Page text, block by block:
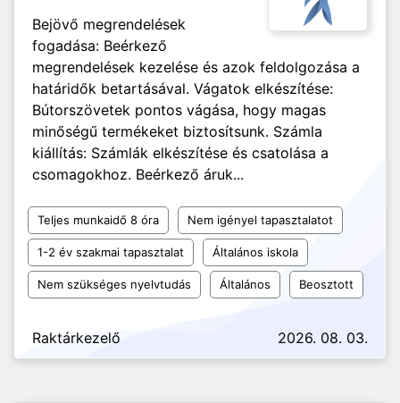
Bejövő megrendelések
fogadása: Beérkező
megrendelések kezelése és azok feldolgozása a
határidők betartásával. Vágatok elkészítése:
Bútorszövetek pontos vágása, hogy magas
minőségű termékeket biztosítsunk. Számla
kiállítás: Számlák elkészítése és csatolása a
csomagokhoz. Beérkező áruk...
Teljes munkaidő 8 óra Nem igényel tapasztalatot
1-2 év szakmai tapasztalat Általános iskola
Nem szükséges nyelvtudás Általános Beosztott
Raktárkezelő 2026. 08. 03.